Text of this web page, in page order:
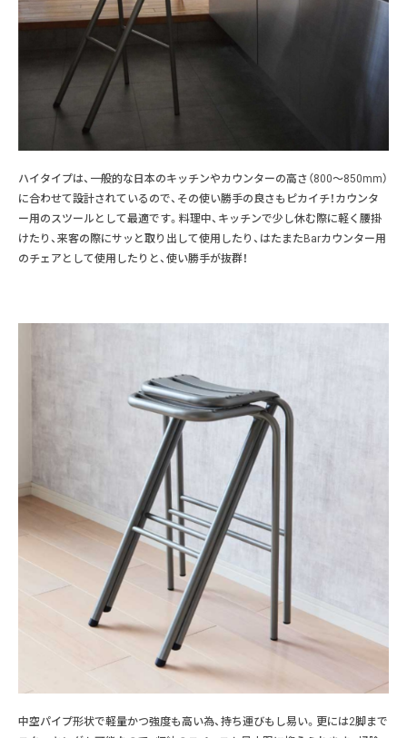
ハイタイプは、一般的な日本のキッチンやカウンターの高さ（800～850mm）
に合わせて設計されているので、その使い勝手の良さもピカイチ！カウンタ
ー用のスツールとして最適です。料理中、キッチンで少し休む際に軽く腰掛
けたり、来客の際にサッと取り出して使用したり、はたまたBarカウンター用
のチェアとして使用したりと、使い勝手が抜群！
中空パイプ形状で軽量かつ強度も高い為、持ち運びもし易い。更には2脚まで